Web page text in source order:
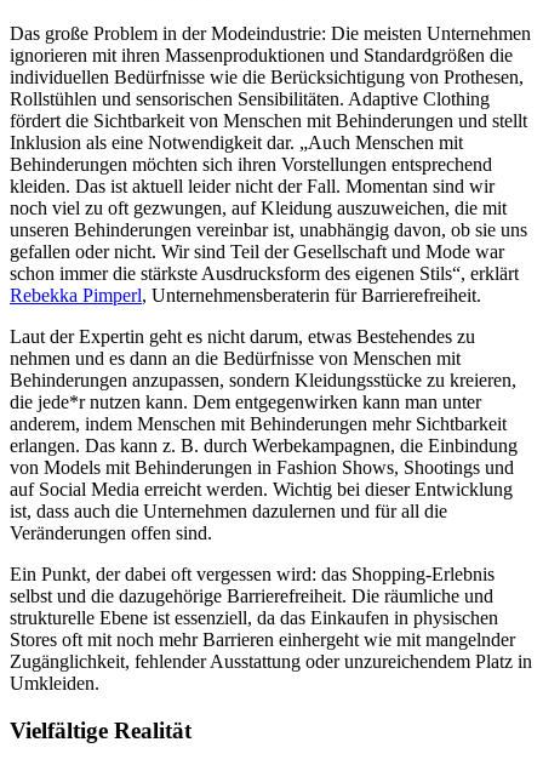
Das große Problem in der Modeindustrie: Die meisten Unternehmen
ignorieren mit ihren Massenproduktionen und Standardgrößen die
individuellen Bedürfnisse wie die Berücksichtigung von Prothesen,
Rollstühlen und sensorischen Sensibilitäten. Adaptive Clothing
fördert die Sichtbarkeit von Menschen mit Behinderungen und stellt
Inklusion als eine Notwendigkeit dar. „Auch Menschen mit
Behinderungen möchten sich ihren Vorstellungen entsprechend
kleiden. Das ist aktuell leider nicht der Fall. Momentan sind wir
noch viel zu oft gezwungen, auf Kleidung auszuweichen, die mit
unseren Behinderungen vereinbar ist, unabhängig davon, ob sie uns
gefallen oder nicht. Wir sind Teil der Gesellschaft und Mode war
schon immer die stärkste Ausdrucksform des eigenen Stils“, erklärt
Rebekka Pimperl, Unternehmensberaterin für Barrierefreiheit.
Laut der Expertin geht es nicht darum, etwas Bestehendes zu
nehmen und es dann an die Bedürfnisse von Menschen mit
Behinderungen anzupassen, sondern Kleidungsstücke zu kreieren,
die jede*r nutzen kann. Dem entgegenwirken kann man unter
anderem, indem Menschen mit Behinderungen mehr Sichtbarkeit
erlangen. Das kann z. B. durch Werbekampagnen, die Einbindung
von Models mit Behinderungen in Fashion Shows, Shootings und
auf Social Media erreicht werden. Wichtig bei dieser Entwicklung
ist, dass auch die Unternehmen dazulernen und für all die
Veränderungen offen sind.
Ein Punkt, der dabei oft vergessen wird: das Shopping-Erlebnis
selbst und die dazugehörige Barrierefreiheit. Die räumliche und
strukturelle Ebene ist essenziell, da das Einkaufen in physischen
Stores oft mit noch mehr Barrieren einhergeht wie mit mangelnder
Zugänglichkeit, fehlender Ausstattung oder unzureichendem Platz in
Umkleiden.
Vielfältige Realität